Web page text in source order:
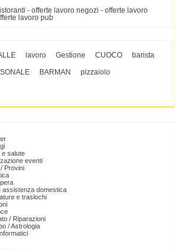
- offerte lavoro negozi - offerte lavoro
lavoro pub
lavoro Gestione CUOCO
barista
BARMAN
pizzaiolo
e salute
eventi
Provini
assistenza domestica
e traslochi
/ Riparazioni
/ Astrologia